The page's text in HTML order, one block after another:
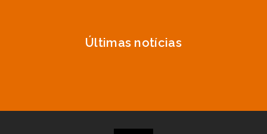
Últimas notícias